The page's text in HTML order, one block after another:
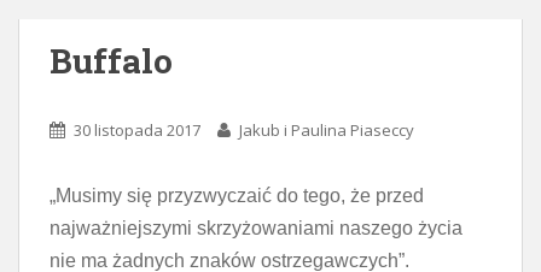
Buffalo
30 listopada 2017 Jakub i Paulina Piaseccy
„Musimy się przyzwyczaić do tego, że przed
najważniejszymi skrzyżowaniami naszego życia
nie ma żadnych znaków ostrzegawczych”.